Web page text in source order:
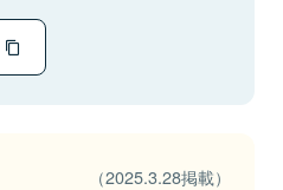
（2025.3.28掲載）